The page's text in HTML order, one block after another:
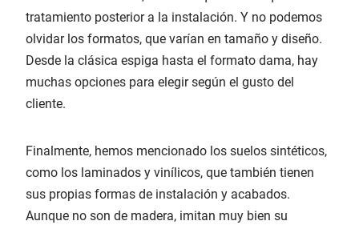
tratamiento posterior a la instalación. Y no podemos
olvidar los formatos, que varían en tamaño y diseño.
Desde la clásica espiga hasta el formato dama, hay
muchas opciones para elegir según el gusto del
cliente.
Finalmente, hemos mencionado los suelos sintéticos,
como los laminados y vinílicos, que también tienen
sus propias formas de instalación y acabados.
Aunque no son de madera, imitan muy bien su